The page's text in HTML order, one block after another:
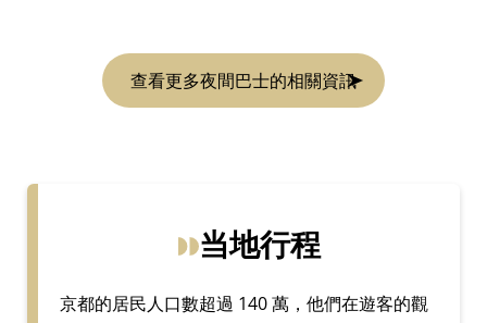
查看更多夜間巴士的相關資訊
当地行程
京都的居民人口數超過 140 萬，他們在遊客的觀